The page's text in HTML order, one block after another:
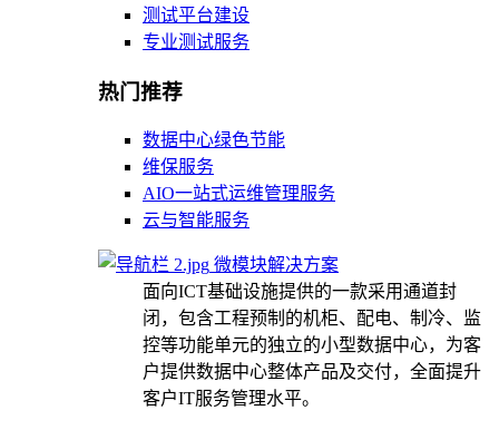
测试平台建设
专业测试服务
热门推荐
数据中心绿色节能
维保服务
AIO一站式运维管理服务
云与智能服务
微模块解决方案
面向ICT基础设施提供的一款采用通道封
闭，包含工程预制的机柜、配电、制冷、监
控等功能单元的独立的小型数据中心，为客
户提供数据中心整体产品及交付，全面提升
客户IT服务管理水平。